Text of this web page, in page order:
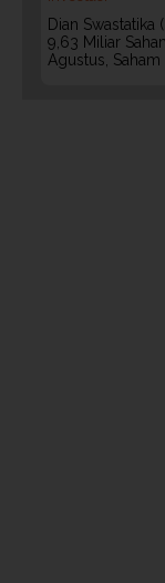
Dian Swastatika
9,63 Miliar
Agustus, Saham